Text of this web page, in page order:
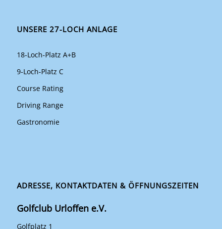
UNSERE 27-LOCH ANLAGE
18-Loch-Platz A+B
9-Loch-Platz C
Course Rating
Driving Range
Gastronomie
ADRESSE, KONTAKTDATEN & ÖFFNUNGSZEITEN
Golfclub Urloffen e.V.
Golfplatz 1